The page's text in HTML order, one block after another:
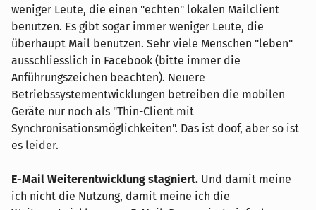
weniger Leute, die einen "echten" lokalen Mailclient
benutzen. Es gibt sogar immer weniger Leute, die
überhaupt Mail benutzen. Sehr viele Menschen "leben"
ausschliesslich in Facebook (bitte immer die
Anführungszeichen beachten). Neuere
Betriebssystementwicklungen betreiben die mobilen
Geräte nur noch als "Thin-Client mit
Synchronisationsmöglichkeiten". Das ist doof, aber so ist
es leider.
E-Mail Weiterentwicklung stagniert. Und damit meine
ich nicht die Nutzung, damit meine ich die